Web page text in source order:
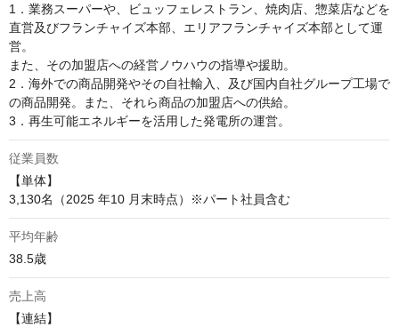
1．業務スーパーや、ビュッフェレストラン、焼肉店、惣菜店などを
直営及びフランチャイズ本部、エリアフランチャイズ本部として運
営。
また、その加盟店への経営ノウハウの指導や援助。
2．海外での商品開発やその自社輸入、及び国内自社グループ工場で
の商品開発。また、それら商品の加盟店への供給。
3．再生可能エネルギーを活用した発電所の運営。
従業員数
【単体】
3,130名（2025 年10 月末時点）※パート社員含む
平均年齢
38.5歳
売上高
【連結】